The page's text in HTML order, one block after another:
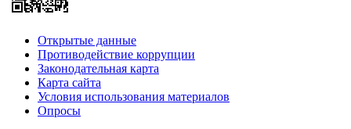
Открытые данные
Противодействие коррупции
Законодательная карта
Карта сайта
Условия использования материалов
Опросы